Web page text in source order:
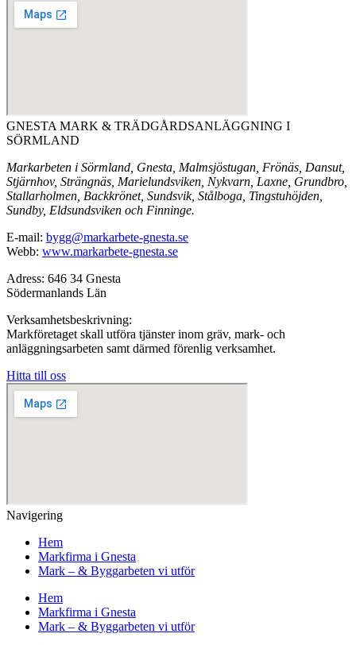
GNESTA MARK & TRÄDGÅRDSANLÄGGNING I
SÖRMLAND
Markarbeten i Sörmland, Gnesta, Malmsjöstugan, Frönäs, Dansut,
Stjärnhov, Strängnäs, Marielundsviken, Nykvarn, Laxne, Grundbro,
Stallarholmen, Backkrönet, Sundsvik, Stålboga, Tingstuhöjden,
Sundby, Eldsundsviken och Finninge.
E-mail: bygg@markarbete-gnesta.se
Webb: www.markarbete-gnesta.se
Adress: 646 34 Gnesta
Södermanlands Län
Verksamhetsbeskrivning:
Markföretaget skall utföra tjänster inom gräv, mark- och
anläggningsarbeten samt därmed förenlig verksamhet.
Hitta till oss
Navigering
Hem
Markfirma i Gnesta
Mark – & Byggarbeten vi utför
Hem
Markfirma i Gnesta
Mark – & Byggarbeten vi utför